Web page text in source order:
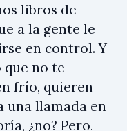
libros de
a la gente le
en control. Y
que no te
frío, quieren
una llamada en
¿no? Pero,